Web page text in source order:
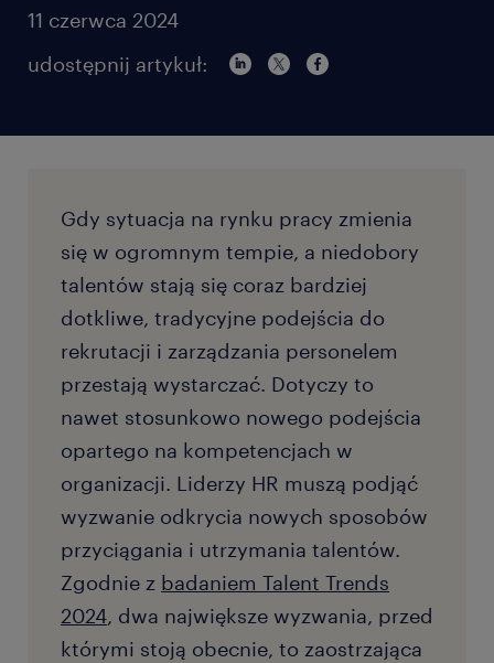
11 czerwca 2024
udostępnij artykuł:
Gdy sytuacja na rynku pracy zmienia
się w ogromnym tempie, a niedobory
talentów stają się coraz bardziej
dotkliwe, tradycyjne podejścia do
rekrutacji i zarządzania personelem
przestają wystarczać. Dotyczy to
nawet stosunkowo nowego podejścia
opartego na kompetencjach w
organizacji. Liderzy HR muszą podjąć
wyzwanie odkrycia nowych sposobów
przyciągania i utrzymania talentów.
Zgodnie z badaniem Talent Trends
2024, dwa największe wyzwania, przed
którymi stoją obecnie, to zaostrzająca